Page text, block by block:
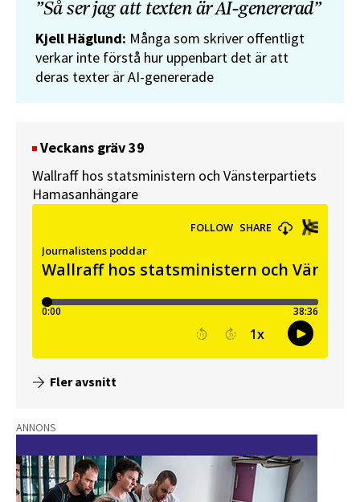
”Så ser jag att texten är AI-genererad”
Kjell Häglund: Många som skriver offentligt
verkar inte förstå hur uppenbart det är att
deras texter är AI-genererade
Veckans gräv 39
Wallraff hos statsministern och Vänsterpartiets
Hamasanhängare
Fler avsnitt
ANNONS